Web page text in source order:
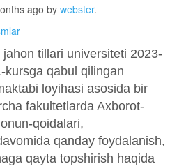
ago by webster.
tillari universiteti 2023-
qabul qilingan
loyihasi asosida bir
fakultetlarda Axborot-
qoidalari,
qanday foydalanish,
qayta topshirish haqida